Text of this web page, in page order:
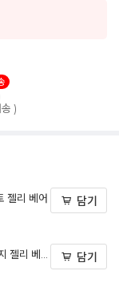
)
젤리 베어
담기
젤리 베
담기